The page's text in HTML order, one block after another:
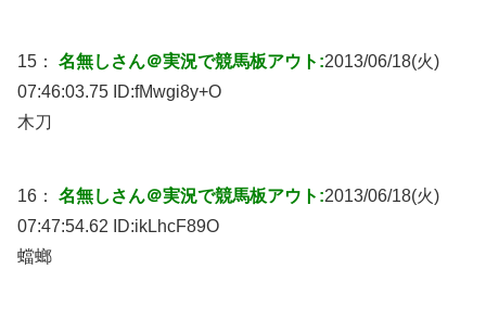
15： 名無しさん＠実況で競馬板アウト:2013/06/18(火)
07:46:03.75 ID:fMwgi8y+O
木刀
16： 名無しさん＠実況で競馬板アウト:2013/06/18(火)
07:47:54.62 ID:ikLhcF89O
蟷螂